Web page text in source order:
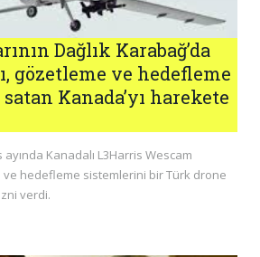
Dağlık Karabağ’da
gözetleme ve hedefleme
Kanada’yı harekete
Kanadalı L3Harris Wescam
hedefleme sistemlerini bir Türk drone
verdi.